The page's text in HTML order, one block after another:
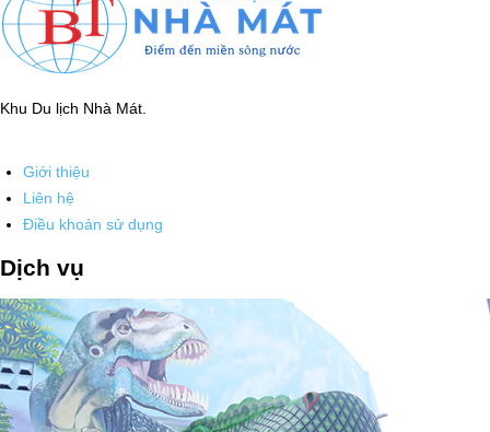
Khu Du lịch Nhà Mát.
Giới thiệu
Liên hệ
Điều khoản sử dụng
Dịch vụ